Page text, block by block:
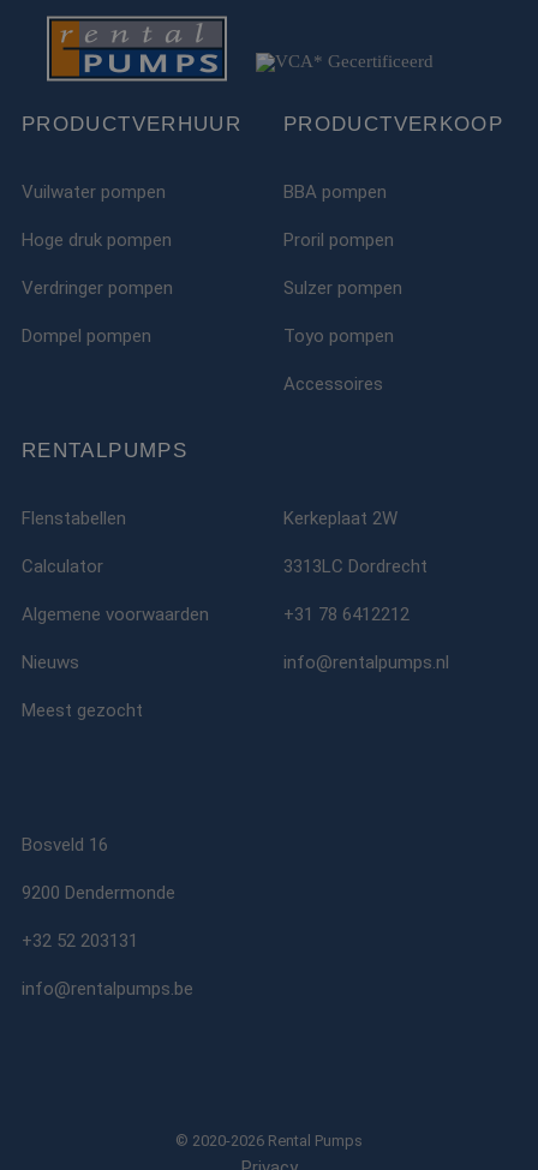
PRODUCTVERHUUR
Vuilwater pompen
Hoge druk pompen
Verdringer pompen
Dompel pompen
PRODUCTVERKOOP
BBA pompen
Proril pompen
Sulzer pompen
Toyo pompen
Accessoires
RENTALPUMPS
Flenstabellen
Calculator
Algemene voorwaarden
Nieuws
Meest gezocht
Kerkeplaat 2W
3313LC Dordrecht
+31 78 6412212
info@rentalpumps.nl
Bosveld 16
9200 Dendermonde
+32 52 203131
info@rentalpumps.be
© 2020-2026 Rental Pumps